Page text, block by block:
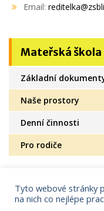
Email:
Mateřská škola
Základní
Naše prostory
Denní činnosti
Pro rodiče
Tyto webové stránky
na nich co nejlépe